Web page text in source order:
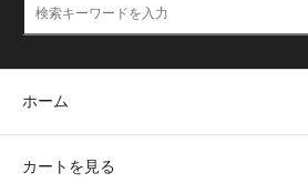
ホーム
カートを見る